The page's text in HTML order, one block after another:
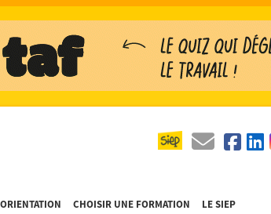
ORIENTATION CHOISIR UNE FORMATION LE SIEP